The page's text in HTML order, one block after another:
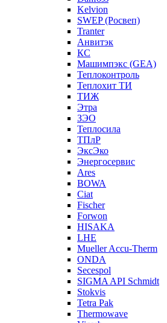
Kelvion
SWEP (Росвеп)
Tranter
Анвитэк
КС
Машимпэкс (GEA)
Теплоконтроль
Теплохит ТИ
ТИЖ
Этра
ЗЭО
Теплосила
ТПлР
ЭксЭко
Энергосервис
Ares
BOWA
Ciat
Fischer
Forwon
HISAKA
LHE
Mueller Accu-Therm
ONDA
Secespol
SIGMA API Schmidt
Stokvis
Tetra Pak
Thermowave